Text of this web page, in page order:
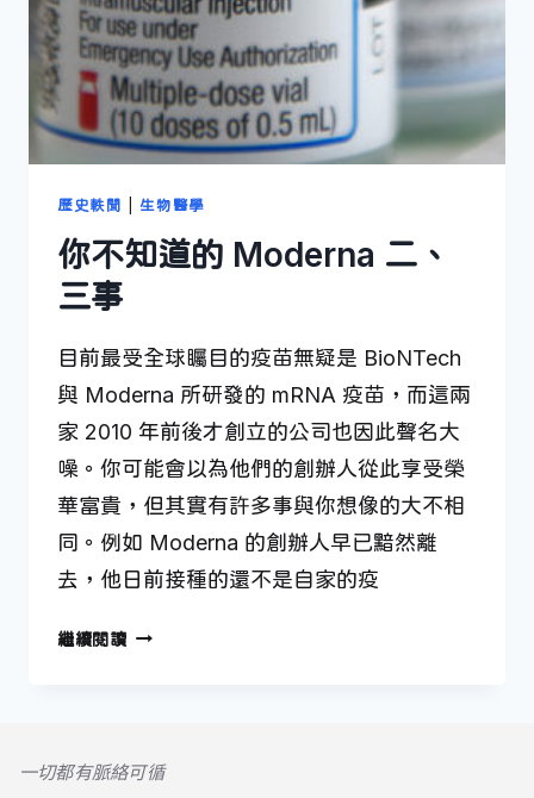
歷史軼聞 |生物醫學
你不知道的 Moderna 二、
三事
目前最受全球矚目的疫苗無疑是 BioNTech
與 Moderna 所研發的 mRNA 疫苗，而這兩
家 2010 年前後才創立的公司也因此聲名大
噪。你可能會以為他們的創辦人從此享受榮
華富貴，但其實有許多事與你想像的大不相
同。例如 Moderna 的創辦人早已黯然離
去，他日前接種的還不是自家的疫
繼續閱讀你
MODERNA
一切都有脈絡可循